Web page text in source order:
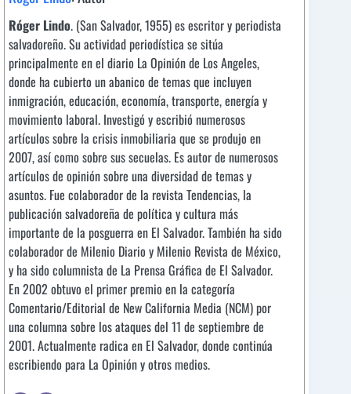
Róger Lindo. (San Salvador, 1955) es escritor y periodista
salvadoreño. Su actividad periodística se sitúa
principalmente en el diario La Opinión de Los Angeles,
donde ha cubierto un abanico de temas que incluyen
inmigración, educación, economía, transporte, energía y
movimiento laboral. Investigó y escribió numerosos
artículos sobre la crisis inmobiliaria que se produjo en
2007, así como sobre sus secuelas. Es autor de numerosos
artículos de opinión sobre una diversidad de temas y
asuntos. Fue colaborador de la revista Tendencias, la
publicación salvadoreña de política y cultura más
importante de la posguerra en El Salvador. También ha sido
colaborador de Milenio Diario y Milenio Revista de México,
y ha sido columnista de La Prensa Gráfica de El Salvador.
En 2002 obtuvo el primer premio en la categoría
Comentario/Editorial de New California Media (NCM) por
una columna sobre los ataques del 11 de septiembre de
2001. Actualmente radica en El Salvador, donde continúa
escribiendo para La Opinión y otros medios.